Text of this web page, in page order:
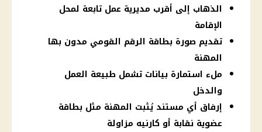
الذهاب إلى أقرب مديرية عمل تابعة لمحل
الإقامة
تقديم صورة بطاقة الرقم القومي مدون بها
المهنة
ملء استمارة بيانات تشمل طبيعة العمل
والدخل
إرفاق أي مستند يُثبت المهنة مثل بطاقة
عضوية نقابة أو كارنيه مزاولة